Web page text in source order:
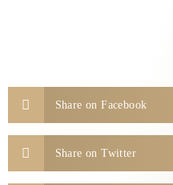
Share on Facebook
Share on Twitter